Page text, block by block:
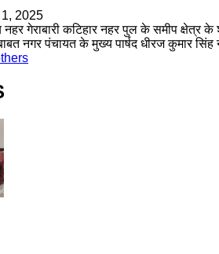
2025
गेराबारी कटिहार नहर पुल के समीप क्षेत्र
नगर पंचायत के मुख्य पार्षद धीरज कुमार